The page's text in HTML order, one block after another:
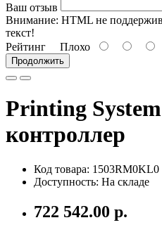
Ваш отзыв
Внимание: HTML не
текст!
Рейтинг Плохо
Продолжить
Printing
контроллер
Код товара: 1503RM0KL0
Доступность: На складе
722 542.00 р.